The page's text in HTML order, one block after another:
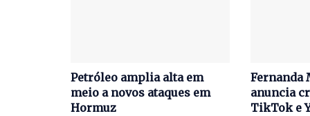
Petróleo amplia alta em
meio a novos ataques em
Hormuz
Fernanda
anuncia
TikTok e